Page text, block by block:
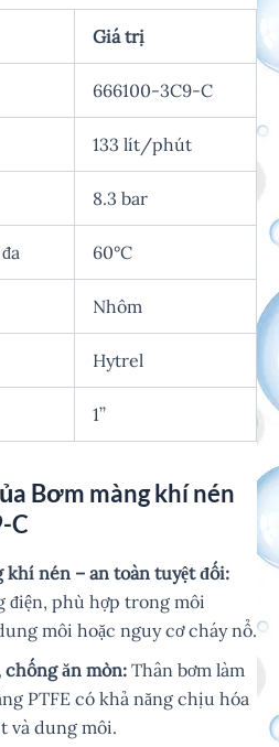
Giá trị
666100-3C9-C
133 lít/phút
8.3 bar
60°C
Nhôm
Hytrel
1’’
Bơm màng khí nén
C
khí nén – an toàn tuyệt đối:
điện, phù hợp trong môi
môi hoặc nguy cơ cháy nổ.
chống ăn mòn: Thân bơm làm
PTFE có khả năng chịu hóa
và dung môi.